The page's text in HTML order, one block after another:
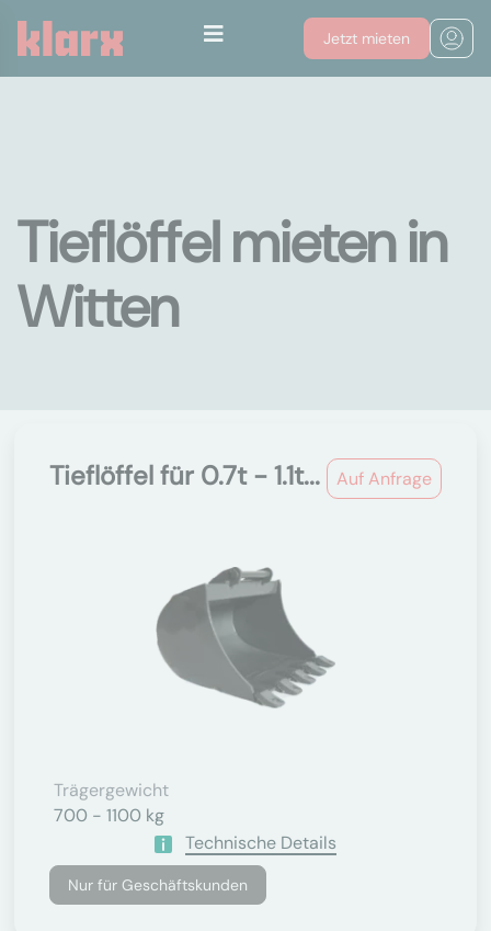
Jetzt mieten
Tieflöffel mieten in
Witten
Auf Anfrage
Tieflöffel für 0.7t - 1.1t...
Trägergewicht
700 - 1100 kg
Technische Details
Nur für Geschäftskunden